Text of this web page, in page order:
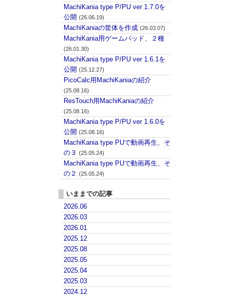
MachiKania type P/PU ver 1.7.0を
公開 (26.06.19)
MachiKaniaの筐体を作成 (26.03.07)
MachiKania用ゲームパッド、２種
(26.01.30)
MachiKania type P/PU ver 1.6.1を
公開 (25.12.27)
PicoCalc用MachiKaniaの紹介
(25.08.16)
ResTouch用MachiKaniaの紹介
(25.08.16)
MachiKania type P/PU ver 1.6.0を
公開 (25.08.16)
MachiKania type PUで動画再生、そ
の３ (25.05.24)
MachiKania type PUで動画再生、そ
の２ (25.05.24)
いままでの記事
2026.06
2026.03
2026.01
2025.12
2025.08
2025.05
2025.04
2025.03
2024.12